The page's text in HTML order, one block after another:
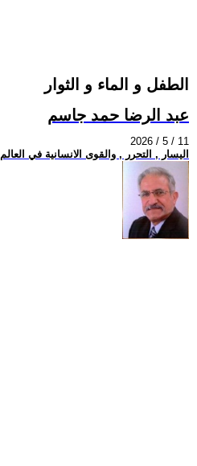
الطفل و الماء و الثوار
عبد الرضا حمد جاسم
2026 / 5 / 11
اليسار , التحرر , والقوى الانسانية في العالم